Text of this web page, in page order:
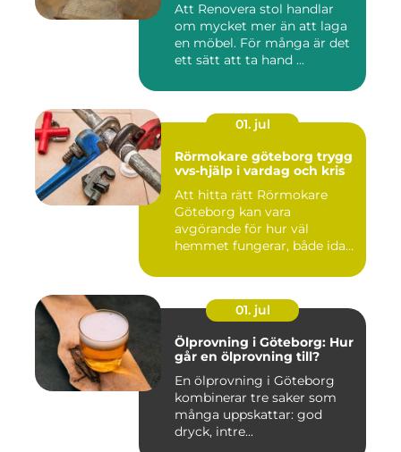
Att Renovera stol handlar
om mycket mer än att laga
en möbel. För många är det
ett sätt att ta hand ...
01. jul
Rörmokare göteborg trygg
vvs-hjälp i vardag och kris
Att hitta rätt Rörmokare
Göteborg kan vara
avgörande för hur väl
hemmet fungerar, både idag
01. jul
Ölprovning i Göteborg: Hur
går en ölprovning till?
En ölprovning i Göteborg
kombinerar tre saker som
många uppskattar: god
dryck, intre...